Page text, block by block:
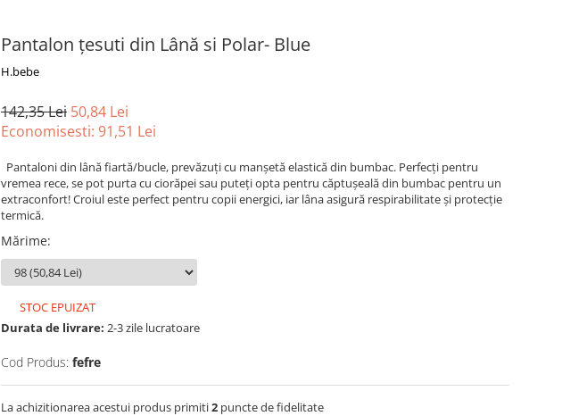
Pantalon țesuti din Lână si Polar- Blue
H.bebe
142,35 Lei 50,84 Lei
Economisesti: 91,51 Lei
Pantaloni din lânăfiartă/bucle, prevăzuțicu manșetăelastică din bumbac. Perfecți pentru
vremea rece, se pot purtacu ciorăpeisau putețiopta pentru căptușealădin bumbac pentru un
extraconfort! Croiul este perfect pentru copii energici, iar lânaasigură respirabilitateși protecție
termică.
Mărime:
STOC EPUIZAT
Durata de livrare: 2-3 zile lucratoare
Cod Produs: fefre
La achizitionarea acestui produs primiti2 puncte de fidelitate